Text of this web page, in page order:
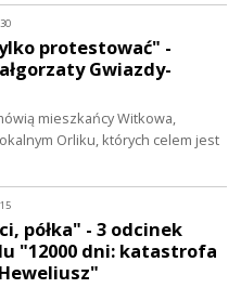
protestować" -
Gwiazdy-
mieszkańcy Witkowa,
Orliku, których celem jest
półka" - 3 odcinek
"12000 dni: katastrofa